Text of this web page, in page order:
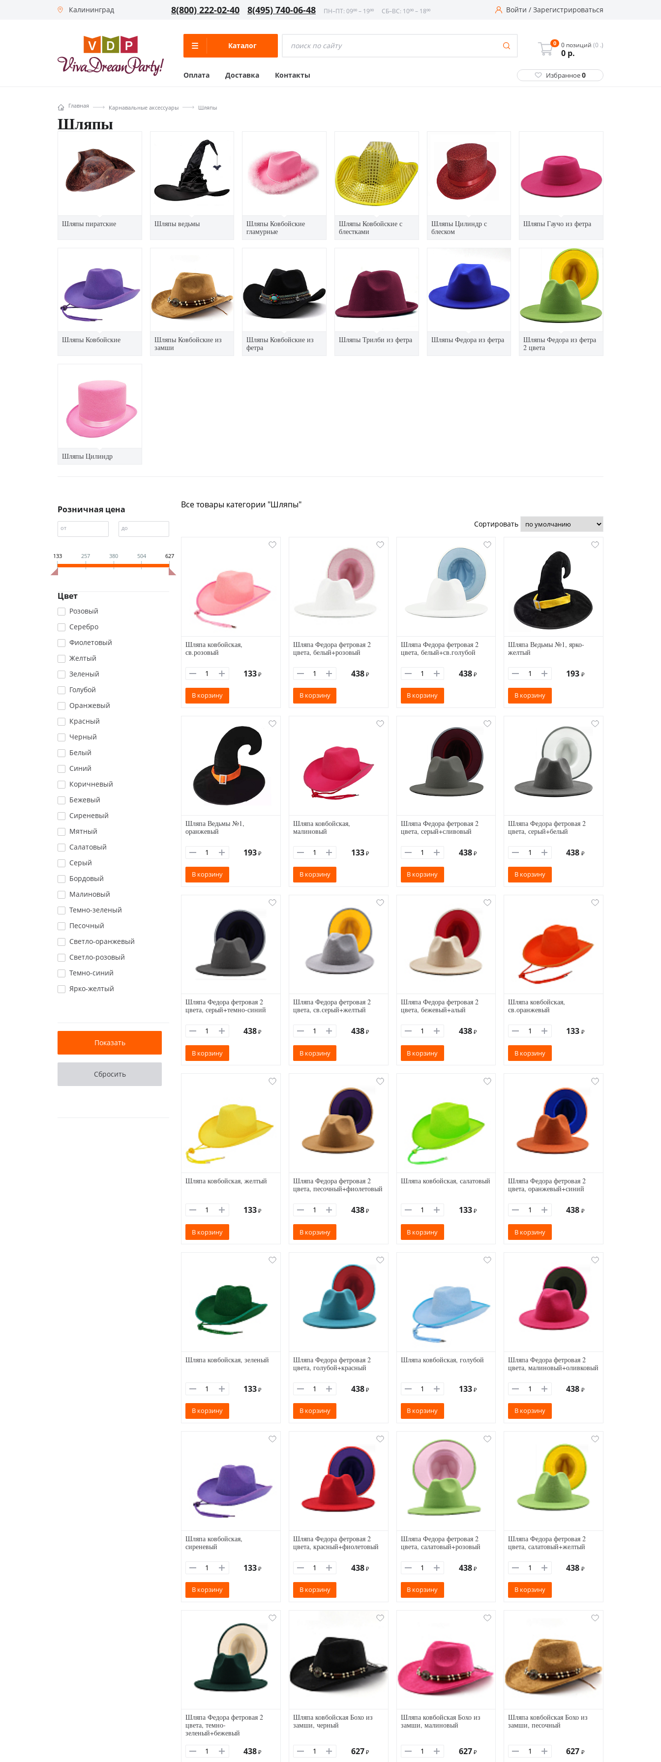
Калининград 8(800) 222-02-40 8(495) 740-06-48 ПН–ПТ: 09⁰⁰ – 19⁰⁰ СБ–ВС: 10⁰⁰ – 18⁰⁰ Войти / Зарегистрироваться
Каталог 0 0 позиций (0 .)
0 р.
Оплата Доставка Контакты Избранное0
Главная Карнавальные аксессуары Шляпы
Шляпы
Шляпы пиратские Шляпы ведьмы
Шляпы Ковбойские
гламурные
Шляпы Ковбойские с
блестками
Шляпы Цилиндр с
блеском
Шляпы Гаучо из фетра
Шляпы Ковбойские
Шляпы Ковбойские из
замши
Шляпы Ковбойские из
фетра
Шляпы Трилби из фетра Шляпы Федора из фетра
Шляпы Федора из фетра
2 цвета
Шляпы Цилиндр
Розничная цена
от до
133 257 380 504 627
Цвет
Розовый
Серебро
Фиолетовый
Желтый
Зеленый
Голубой
Оранжевый
Красный
Черный
Белый
Синий
Коричневый
Бежевый
Сиреневый
Мятный
Салатовый
Серый
Бордовый
Малиновый
Темно-зеленый
Песочный
Светло-оранжевый
Светло-розовый
Темно-синий
Ярко-желтый
Все товары категории "Шляпы"
Сортировать
Шляпа ковбойская,
св.розовый
133 ₽
В корзину
Шляпа Федора фетровая 2
цвета, белый+розовый
438 ₽
В корзину
Шляпа Федора фетровая 2
цвета, белый+св.голубой
438 ₽
В корзину
Шляпа Ведьмы №1, ярко-
желтый
193 ₽
В корзину
Шляпа Ведьмы №1,
оранжевый
193 ₽
В корзину
Шляпа ковбойская,
малиновый
133 ₽
В корзину
Шляпа Федора фетровая 2
цвета, серый+сливовый
438 ₽
В корзину
Шляпа Федора фетровая 2
цвета, серый+белый
438 ₽
В корзину
Шляпа Федора фетровая 2
цвета, серый+темно-синий
438 ₽
В корзину
Шляпа Федора фетровая 2
цвета, св.серый+желтый
438 ₽
В корзину
Шляпа Федора фетровая 2
цвета, бежевый+алый
438 ₽
В корзину
Шляпа ковбойская,
св.оранжевый
133 ₽
В корзину
Шляпа ковбойская, желтый
133 ₽
В корзину
Шляпа Федора фетровая 2
цвета, песочный+фиолетовый
438 ₽
В корзину
Шляпа ковбойская, салатовый
133 ₽
В корзину
Шляпа Федора фетровая 2
цвета, оранжевый+синий
438 ₽
В корзину
Шляпа ковбойская, зеленый
133 ₽
В корзину
Шляпа Федора фетровая 2
цвета, голубой+красный
438 ₽
В корзину
Шляпа ковбойская, голубой
133 ₽
В корзину
Шляпа Федора фетровая 2
цвета, малиновый+оливковый
438 ₽
В корзину
Шляпа ковбойская,
сиреневый
133 ₽
В корзину
Шляпа Федора фетровая 2
цвета, красный+фиолетовый
438 ₽
В корзину
Шляпа Федора фетровая 2
цвета, салатовый+розовый
438 ₽
В корзину
Шляпа Федора фетровая 2
цвета, салатовый+желтый
438 ₽
В корзину
Шляпа Федора фетровая 2
цвета, темно-
зеленый+бежевый
438 ₽
Шляпа ковбойская Бохо из
замши, черный
627 ₽
Шляпа ковбойская Бохо из
замши, малиновый
627 ₽
Шляпа ковбойская Бохо из
замши, песочный
627 ₽